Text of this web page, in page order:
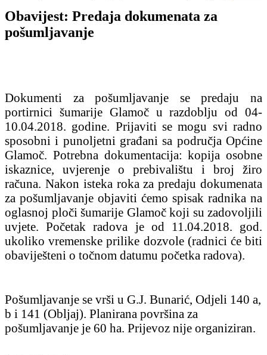
Obavijest: Predaja dokumenata za
pošumljavanje
Dokumenti za pošumljavanje se predaju na
portirnici šumarije Glamoč u razdoblju od 04-
10.04.2018. godine. Prijaviti se mogu svi radno
sposobni i punoljetni građani sa područja Općine
Glamoč. Potrebna dokumentacija: kopija osobne
iskaznice, uvjerenje o prebivalištu i broj žiro
računa. Nakon isteka roka za predaju dokumenata
za pošumljavanje objaviti ćemo spisak radnika na
oglasnoj ploči šumarije Glamoč koji su zadovoljili
uvjete. Početak radova je od 11.04.2018. god.
ukoliko vremenske prilike dozvole (radnici će biti
obaviješteni o točnom datumu početka radova).
Pošumljavanje se vrši u G.J. Bunarić, Odjeli 140 a,
b i 141 (Obljaj). Planirana površina za
pošumljavanje je 60 ha. Prijevoz nije organiziran.